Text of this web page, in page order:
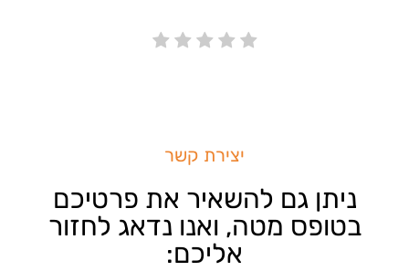
יצירת קשר
ניתן גם להשאיר את פרטיכם
בטופס מטה, ואנו נדאג לחזור
אליכם: